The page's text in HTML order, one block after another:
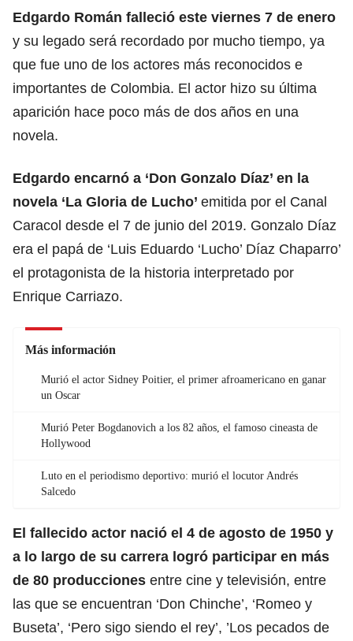
Edgardo Román falleció este viernes 7 de enero
y su legado será recordado por mucho tiempo, ya
que fue uno de los actores más reconocidos e
importantes de Colombia. El actor hizo su última
aparición hace poco más de dos años en una
novela.
Edgardo encarnó a ‘Don Gonzalo Díaz’ en la
novela ‘La Gloria de Lucho’ emitida por el Canal
Caracol desde el 7 de junio del 2019. Gonzalo Díaz
era el papá de ‘Luis Eduardo ‘Lucho’ Díaz Chaparro’
el protagonista de la historia interpretado por
Enrique Carriazo.
Más información
Murió el actor Sidney Poitier, el primer afroamericano en ganar
un Oscar
Murió Peter Bogdanovich a los 82 años, el famoso cineasta de
Hollywood
Luto en el periodismo deportivo: murió el locutor Andrés
Salcedo
El fallecido actor nació el 4 de agosto de 1950 y
a lo largo de su carrera logró participar en más
de 80 producciones entre cine y televisión, entre
las que se encuentran ‘Don Chinche’, ‘Romeo y
Buseta’, ‘Pero sigo siendo el rey’, ’Los pecados de